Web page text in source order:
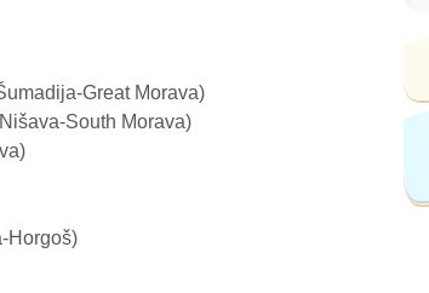
Great Morava)
South Morava)
Horgoš)